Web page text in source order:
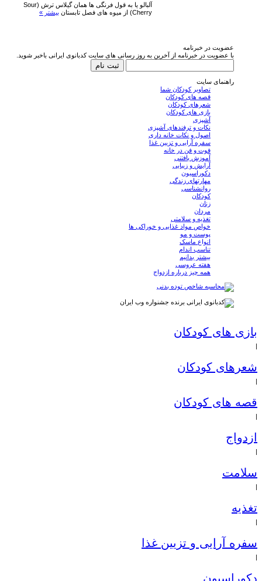
آلبالو یا به قول فرنگی ها همان گیلاس ترش (Sour
Cherry) از میوه های فصل تابستان
بیشتر »
عضویت در خبرنامه
با عضویت در خبرنامه از آخرین به روز رسانی های سایت کدبانوی ایرانی باخبر شوید.
راهنمای سایت
تصاویر کودکان شما
قصه های کودکان
شعرهای کودکان
بازی های کودکان
آشپزی
نکات و ترفندهای آشپزی
اصول و نکات خانه داری
سفره آرایی و تزیین غذا
فوت و فن در خانه
آموزش بافتنی
آرایش و زیبایی
دکوراسیون
مهارتهای زندگی
روانشناسی
کودکان
زنان
مردان
تغذیه و سلامتی
خواص مواد غذایی و خوراکی ها
پوست و مو
انواع ماسک
تناسب اندام
بیشتر بدانیم
هفته عروسی
همه چیز درباره ازدواج
بازی های کودکان
|
شعرهای کودکان
|
قصه های کودکان
|
ازدواج
|
سلامت
|
تغذیه
|
سفره آرایی و تزیین غذا
|
دکوراسیون